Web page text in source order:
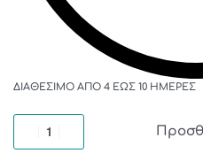
ΔΙΑΘΈΣΙΜΟ ΑΠΌ 4 ΈΩΣ 10 ΗΜΈΡΕΣ